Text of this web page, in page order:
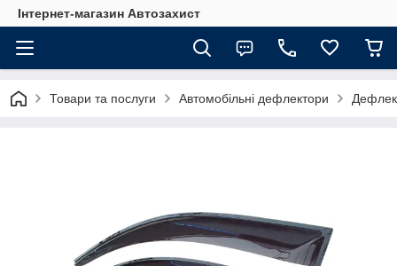
Інтернет-магазин Автозахист
Товари та послуги Автомобільні дефлектори